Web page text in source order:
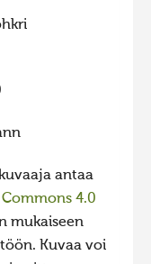
antaa
4.0
mukaiseen
Kuvaa voi